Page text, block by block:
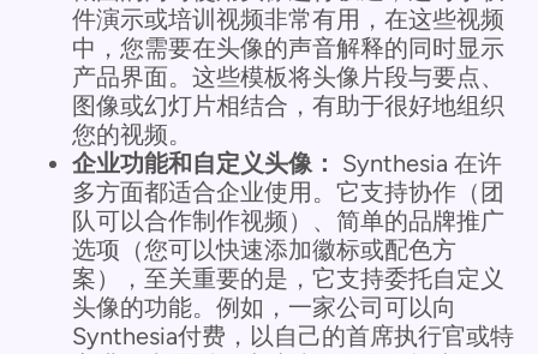
件演示或培训视频非常有用，在这些视频
中，您需要在头像的声音解释的同时显示
产品界面。这些模板将头像片段与要点、
图像或幻灯片相结合，有助于很好地组织
您的视频。
企业功能和自定义头像： Synthesia 在许
多方面都适合企业使用。它支持协作（团
队可以合作制作视频）、简单的品牌推广
选项（您可以快速添加徽标或配色方
案），至关重要的是，它支持委托自定义
头像的功能。例如，一家公司可以向
Synthesia付费，以自己的首席执行官或特